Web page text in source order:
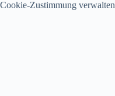
Cookie-Zustimmung verwalten